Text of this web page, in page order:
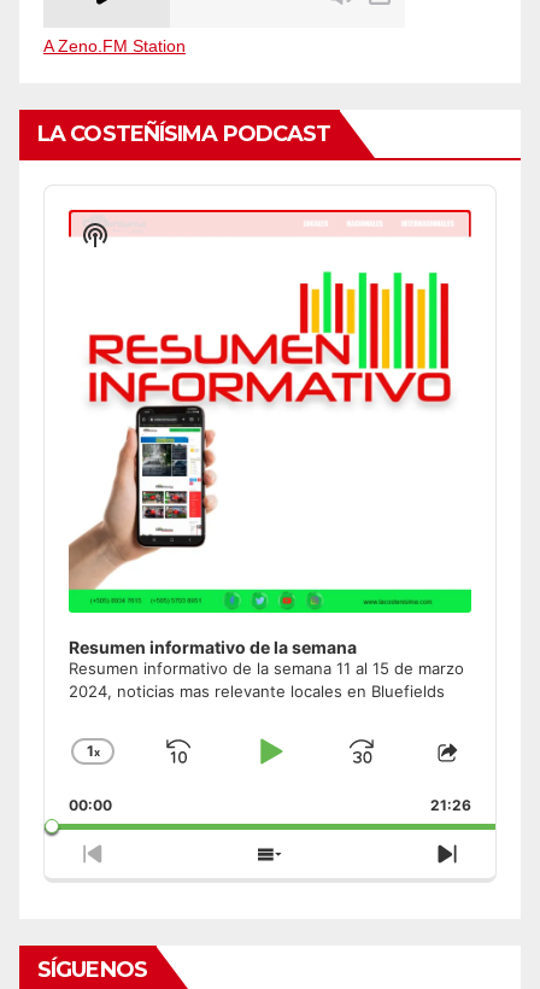
A Zeno.FM Station
LA COSTEÑÍSIMA PODCAST
Audio
Player
Resumen informativo de la semana
Resumen informativo de la semana 11 al 15 de marzo
2024, noticias mas relevante locales en Bluefields
Change
Rate
1x
Skip
Play
Jump
Forward
Share
Episode
00:00 21:26
Previous
Episode
Show
Episodes
Next
Episode
Show
SÍGUENOS